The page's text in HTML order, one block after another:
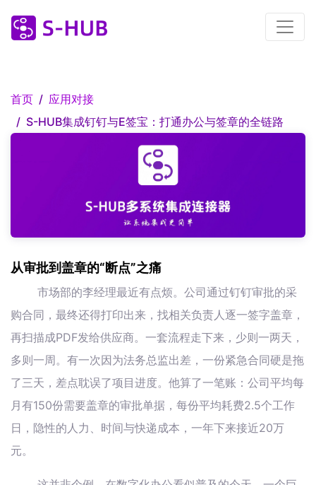
首页
应用对接
S-HUB集成钉钉与E签宝：打通办公与签章的全链路
从审批到盖章的“断点”之痛
市场部的李经理最近有点烦。公司通过钉钉审批的采
购合同，最终还得打印出来，找相关负责人逐一签字盖章，
再扫描成PDF发给供应商。一套流程走下来，少则一两天，
多则一周。有一次因为法务总监出差，一份紧急合同硬是拖
了三天，差点耽误了项目进度。他算了一笔账：公司平均每
月有150份需要盖章的审批单据，每份平均耗费2.5个工作
日，隐性的人力、时间与快递成本，一年下来接近20万
元。